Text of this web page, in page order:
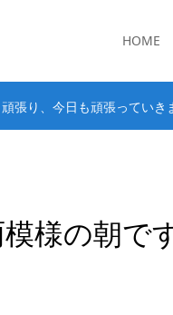
HOME
張り、今日も頑張っていき
様の朝で